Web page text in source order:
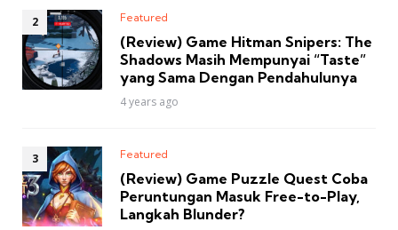
Featured
(Review) Game Hitman Snipers: The
Shadows Masih Mempunyai “Taste”
yang Sama Dengan Pendahulunya
4 years ago
Featured
(Review) Game Puzzle Quest Coba
Peruntungan Masuk Free-to-Play,
Langkah Blunder?